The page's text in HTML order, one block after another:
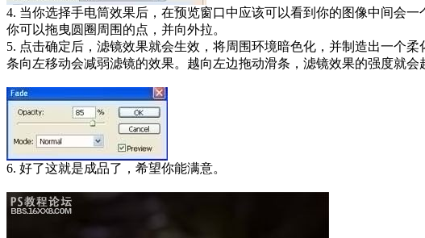
4. 当你选择手电筒效果后，在预览窗口中应该可以看到你的图像中间会
你可以拖曳圆圈周围的点，并向外拉。
5. 点击确定后，滤镜效果就会生效，将周围环境暗色化，并制造出一个
条向左移动会减弱滤镜的效果。越向左边拖动滑条，滤镜效果的强度就会
6. 好了这就是成品了，希望你能满意。